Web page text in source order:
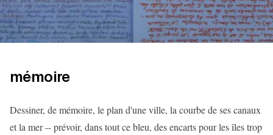
mémoire
Dessiner, de mémoire, le plan d'une ville, la courbe de ses canaux
et la mer -- prévoir, dans tout ce bleu, des encarts pour les îles trop